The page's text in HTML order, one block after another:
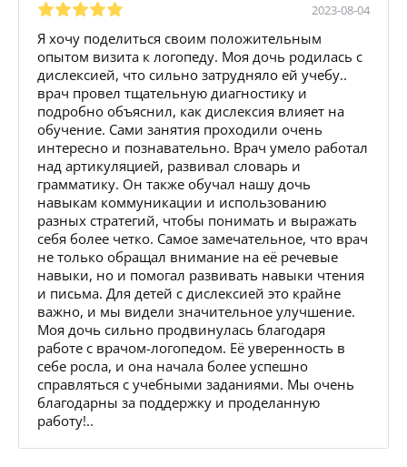
2023-08-04
Я хочу поделиться своим положительным
опытом визита к логопеду. Моя дочь родилась с
дислексией, что сильно затрудняло ей учебу..
врач провел тщательную диагностику и
подробно объяснил, как дислексия влияет на
обучение. Сами занятия проходили очень
интересно и познавательно. Врач умело работал
над артикуляцией, развивал словарь и
грамматику. Он также обучал нашу дочь
навыкам коммуникации и использованию
разных стратегий, чтобы понимать и выражать
себя более четко. Самое замечательное, что врач
не только обращал внимание на её речевые
навыки, но и помогал развивать навыки чтения
и письма. Для детей с дислексией это крайне
важно, и мы видели значительное улучшение.
Моя дочь сильно продвинулась благодаря
работе с врачом-логопедом. Её уверенность в
себе росла, и она начала более успешно
справляться с учебными заданиями. Мы очень
благодарны за поддержку и проделанную
работу!..